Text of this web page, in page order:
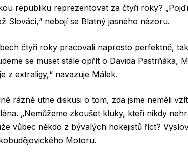
republiku reprezentovat za čtyři roky?
Slováci,“ nebojí se Blatný jasného názoru.
čtyři roky pracovali naprosto perfektně,
se muset stále opřít o Davida Pastrňáka,
z extraligy,“ navazuje Málek.
rázně utne diskusi o tom, zda jsme neměli
„Nemůžeme zkoušet kluky, kteří nikdy
vůbec někdo z bývalých hokejistů říct?
Motoru.